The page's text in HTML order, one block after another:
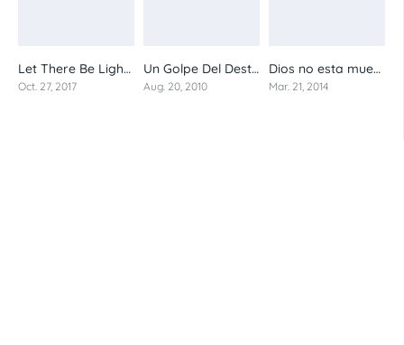
4,8Let There Be Light – Que sea la luz (2017) 1080p latino
Oct. 27, 2017
6.4Un Golpe Del Destino – Que pasaria si – What if… (2010) 1080p latino
Aug. 20, 2010
4.7Dios no esta muerto – God’s Not Dead (2014) 1080p latino
Mar. 21, 2014